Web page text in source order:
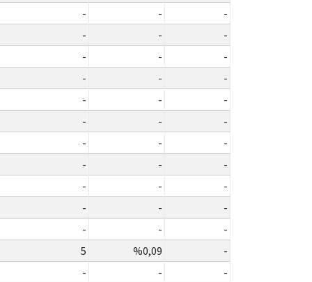
- -
-
- -
-
- -
-
- -
-
- -
-
- -
-
- -
-
- -
-
- -
-
- -
-
- -
-
5 %0,09
-
- -
-